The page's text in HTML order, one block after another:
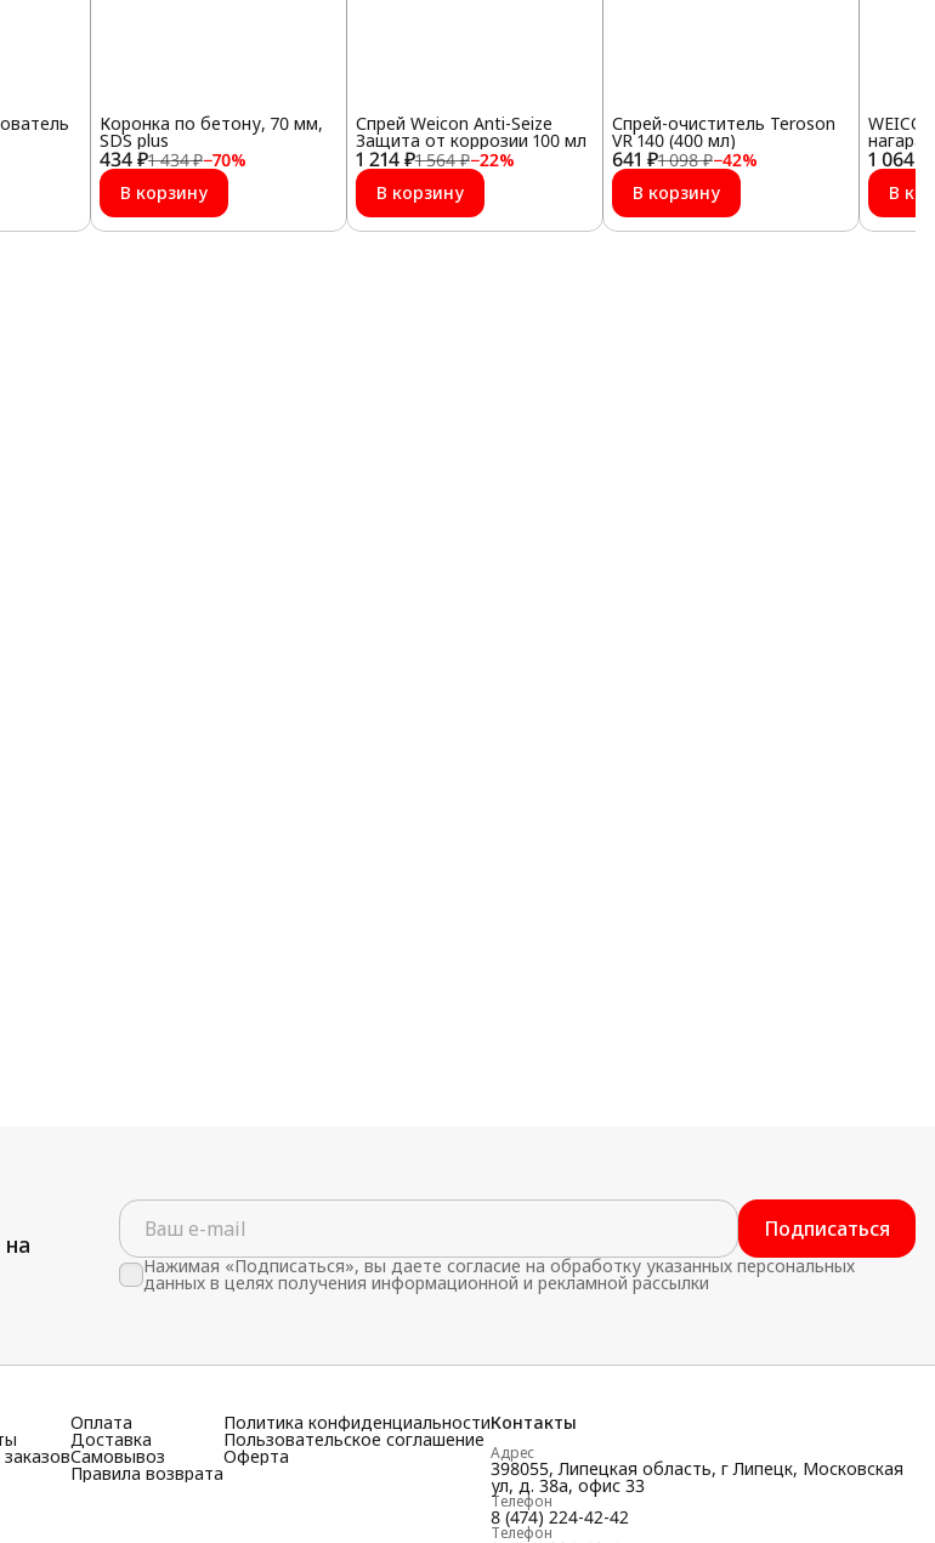
434 ₽1 434 ₽−70%
Коронка по бетону, 70 мм,
SDS plus
В корзину
1 214 ₽1 564 ₽−22%
Спрей Weicon Anti-Seize
Защита от коррозии 100 мл
В корзину
641 ₽1 098 ₽−42%
Спрей-очиститель Teroson
VR 140 (400 мл)
В корзину
1 064 ₽
нагара
В
Подписаться
Нажимая «Подписаться», вы даете согласие на обработку указанных персональных
данных в целях получения информационной и рекламной рассылки
Оплата
Доставка
Самовывоз
Правила возврата
Политика конфиденциальности
Пользовательское соглашение
Оферта
Контакты
Адрес
398055, Липецкая область, г Липецк, Московская
ул, д. 38а, офис 33
Телефон
8 (474) 224-42-42
Телефон